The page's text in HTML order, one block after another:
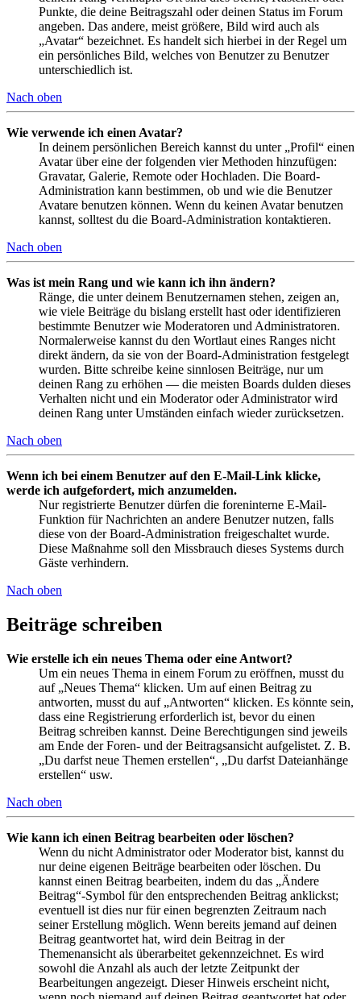
Punkte, die deine Beitragszahl oder deinen Status im Forum
angeben. Das andere, meist größere, Bild wird auch als
„Avatar“ bezeichnet. Es handelt sich hierbei in der Regel um
ein persönliches Bild, welches von Benutzer zu Benutzer
unterschiedlich ist.
Nach oben
Wie verwende ich einen Avatar?
In deinem persönlichen Bereich kannst du unter „Profil“ einen
Avatar über eine der folgenden vier Methoden hinzufügen:
Gravatar, Galerie, Remote oder Hochladen. Die Board-
Administration kann bestimmen, ob und wie die Benutzer
Avatare benutzen können. Wenn du keinen Avatar benutzen
kannst, solltest du die Board-Administration kontaktieren.
Nach oben
Was ist mein Rang und wie kann ich ihn ändern?
Ränge, die unter deinem Benutzernamen stehen, zeigen an,
wie viele Beiträge du bislang erstellt hast oder identifizieren
bestimmte Benutzer wie Moderatoren und Administratoren.
Normalerweise kannst du den Wortlaut eines Ranges nicht
direkt ändern, da sie von der Board-Administration festgelegt
wurden. Bitte schreibe keine sinnlosen Beiträge, nur um
deinen Rang zu erhöhen — die meisten Boards dulden dieses
Verhalten nicht und ein Moderator oder Administrator wird
deinen Rang unter Umständen einfach wieder zurücksetzen.
Nach oben
Wenn ich bei einem Benutzer auf den E-Mail-Link klicke,
werde ich aufgefordert, mich anzumelden.
Nur registrierte Benutzer dürfen die foreninterne E-Mail-
Funktion für Nachrichten an andere Benutzer nutzen, falls
diese von der Board-Administration freigeschaltet wurde.
Diese Maßnahme soll den Missbrauch dieses Systems durch
Gäste verhindern.
Nach oben
Beiträge schreiben
Wie erstelle ich ein neues Thema oder eine Antwort?
Um ein neues Thema in einem Forum zu eröffnen, musst du
auf „Neues Thema“ klicken. Um auf einen Beitrag zu
antworten, musst du auf „Antworten“ klicken. Es könnte sein,
dass eine Registrierung erforderlich ist, bevor du einen
Beitrag schreiben kannst. Deine Berechtigungen sind jeweils
am Ende der Foren- und der Beitragsansicht aufgelistet. Z. B.
„Du darfst neue Themen erstellen“, „Du darfst Dateianhänge
erstellen“ usw.
Nach oben
Wie kann ich einen Beitrag bearbeiten oder löschen?
Wenn du nicht Administrator oder Moderator bist, kannst du
nur deine eigenen Beiträge bearbeiten oder löschen. Du
kannst einen Beitrag bearbeiten, indem du das „Ändere
Beitrag“-Symbol für den entsprechenden Beitrag anklickst;
eventuell ist dies nur für einen begrenzten Zeitraum nach
seiner Erstellung möglich. Wenn bereits jemand auf deinen
Beitrag geantwortet hat, wird dein Beitrag in der
Themenansicht als überarbeitet gekennzeichnet. Es wird
sowohl die Anzahl als auch der letzte Zeitpunkt der
Bearbeitungen angezeigt. Dieser Hinweis erscheint nicht,